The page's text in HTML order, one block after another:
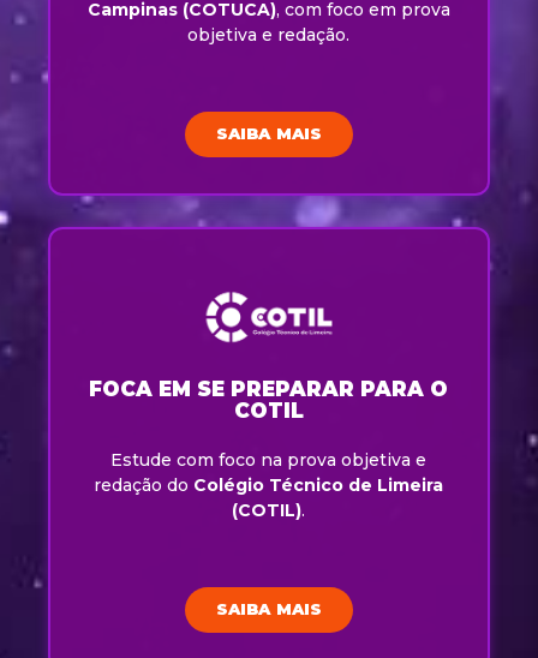
Campinas (COTUCA), com foco em prova
objetiva e redação.
SAIBA MAIS
FOCA EM SE PREPARAR PARA O
COTIL
Estude com foco na prova objetiva e
redação do Colégio Técnico de Limeira
(COTIL).
SAIBA MAIS